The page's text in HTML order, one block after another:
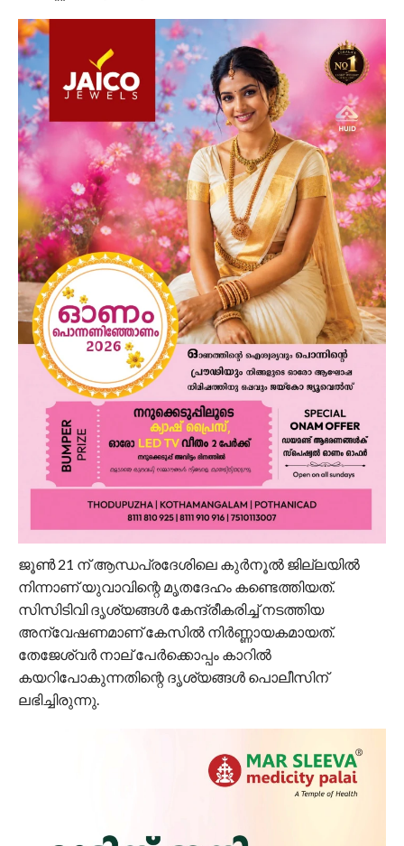
ജൂണ്‍ 21 ന് ആന്ധപ്രദേശിലെ കുര്‍നൂല്‍ ജില്ലയില്‍
നിന്നാണ് യുവാവിന്റെ മൃതദേഹം കണ്ടെത്തിയത്.
സിസിടിവി ദൃശ്യങ്ങള്‍ കേന്ദ്രീകരിച്ച് നടത്തിയ
അന്വേഷണമാണ് കേസില്‍ നിര്‍ണ്ണായകമായത്.
തേജേശ്വര്‍ നാല് പേര്‍ക്കൊപ്പം കാറില്‍
കയറിപോകുന്നതിന്റെ ദൃശ്യങ്ങള്‍ പൊലീസിന്
ലഭിച്ചിരുന്നു.